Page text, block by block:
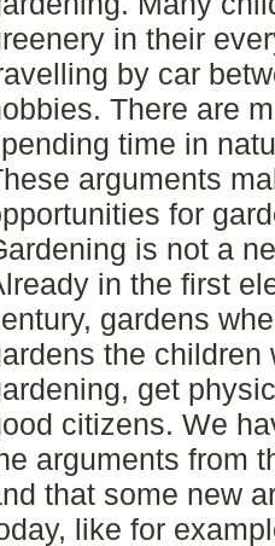
in their
by car
There are
time in
arguments
for
is not a
in the first
gardens
the children
get
citizens. We
arguments from
that some new
like for